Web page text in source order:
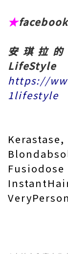
★
安琪拉
LifeStyle
https://
1lifestyle
Fusiodose